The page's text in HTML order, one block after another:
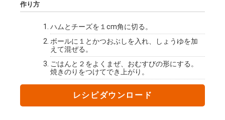
作り方
ハムとチーズを１cm角に切る。
ボールに１とかつおぶしを入れ、しょうゆを加
えて混ぜる。
ごはんと２をよくまぜ、おむすびの形にする。
焼きのりをつけてでき上がり。
レシピダウンロード